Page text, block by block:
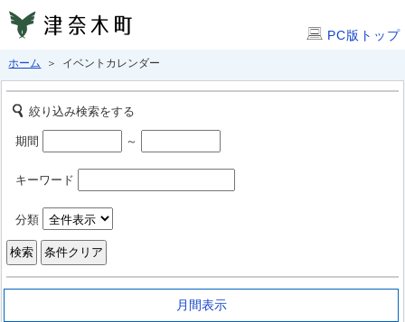
PC版トップ
ホーム ＞ イベントカレンダー
絞り込み検索をする
期間 ～
キーワード
分類
月間表示